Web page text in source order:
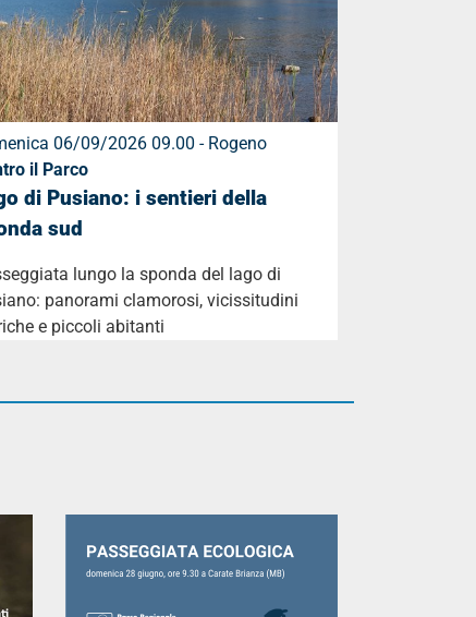
06/09/2026 09.00 - Rogeno
il Parco
di Pusiano: i sentieri della
sud
lungo la sponda del lago di
panorami clamorosi, vicissitudini
e piccoli abitanti